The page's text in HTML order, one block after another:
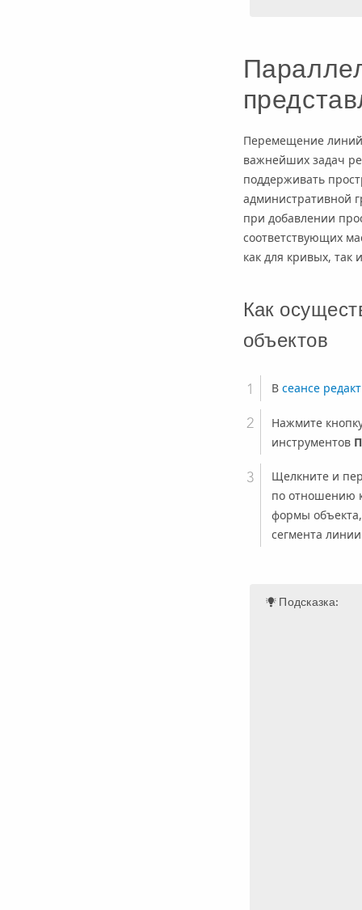
Перемещение линий
важнейших задач
поддерживать
административной
при добавлении
соответствующих
как для кривых,
Как
объектов
В сеансе
Нажмите
инструментов
Щелкните и
по отношению
формы
сегмента
Подсказка: